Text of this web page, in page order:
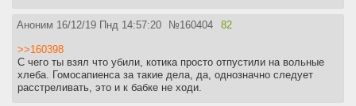
Аноним 16/12/19 Пнд 14:57:20 №160404 82
>>160398
С чего ты взял что убили, котика просто отпустили на вольные
хлеба. Гомосапиенса за такие дела, да, однозначно следует
расстреливать, это и к бабке не ходи.